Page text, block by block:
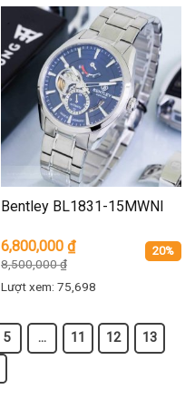
Bentley BL1831-15MWNI
6,800,000 ₫
8,500,000₫
20%
Lượt xem: 75,698
5 … 11 12 13